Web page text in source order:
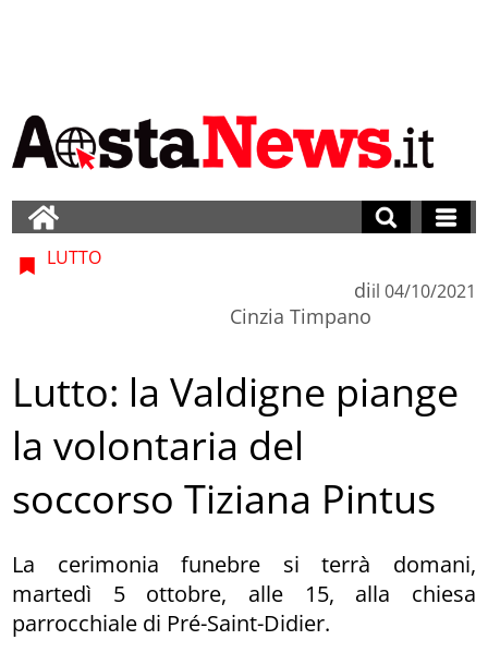
LUTTO
di
Cinzia Timpano
il 04/10/2021
Lutto: la Valdigne piange
la volontaria del
soccorso Tiziana Pintus
La cerimonia funebre si terrà domani,
martedì 5 ottobre, alle 15, alla chiesa
parrocchiale di Pré-Saint-Didier.